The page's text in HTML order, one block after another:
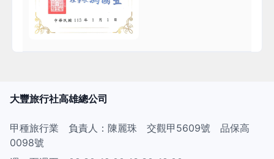
大豐旅行社高雄總公司
甲種旅行業 負責人：陳麗珠 交觀甲5609號 品保高
0098號